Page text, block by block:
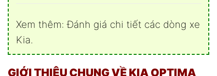
Xem thêm:Đánh giá chi tiết các dòng xe
Kia.
GIỚI THIỆU CHUNG VỀ KIA OPTIMA